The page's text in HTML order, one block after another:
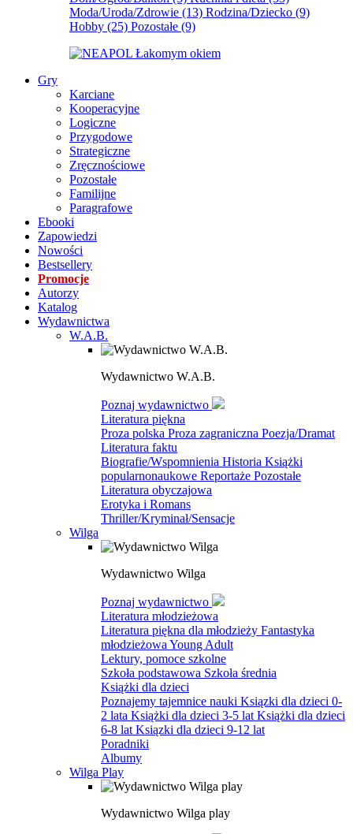
Moda/Uroda/Zdrowie (13) Rodzina/Dziecko (9)
Hobby (25) Pozostałe (9)
Gry
Karciane
Kooperacyjne
Logiczne
Przygodowe
Strategiczne
Zręcznościowe
Pozostałe
Familijne
Paragrafowe
Ebooki
Zapowiedzi
Nowości
Bestsellery
Promocje
Autorzy
Katalog
Wydawnictwa
W.A.B.
Wydawnictwo W.A.B.
Poznaj wydawnictwo
Literatura piękna
Proza polska Proza zagraniczna Poezja/Dramat
Literatura faktu
Biografie/Wspomnienia Historia Książki
popularnonaukowe Reportaże Pozostałe
Literatura obyczajowa
Erotyka i Romans
Thriller/Kryminał/Sensacje
Wilga
Wydawnictwo Wilga
Poznaj wydawnictwo
Literatura młodzieżowa
Literatura piękna dla młodzieży Fantastyka
młodzieżowa Young Adult
Lektury, pomoce szkolne
Szkoła podstawowa Szkoła średnia
Książki dla dzieci
Poznajemy tajemnice nauki Ksiązki dla dzieci 0-
2 lata Książki dla dzieci 3-5 lat Książki dla dzieci
6-8 lat Ksiązki dla dzieci 9-12 lat
Poradniki
Albumy
Wilga Play
Wydawnictwo Wilga play